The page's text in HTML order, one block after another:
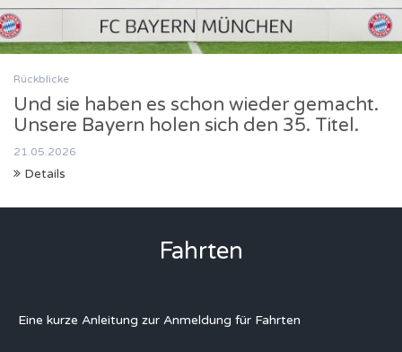
Rückblicke
Und sie haben es schon wieder gemacht.
Unsere Bayern holen sich den 35. Titel.
21.05.2026
Details
Fahrten
Eine kurze Anleitung zur Anmeldung für Fahrten